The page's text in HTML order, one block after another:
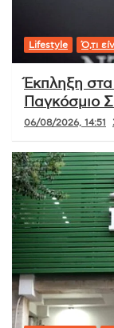
Lifestyle Ό,τι
Έκπληξη
Παγκόσμιο
06/08/2026, 14:51